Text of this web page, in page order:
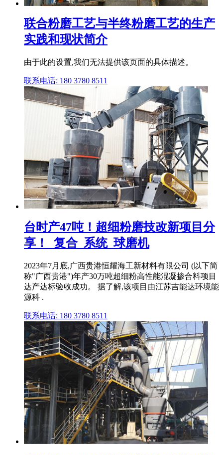
联合粉磨工艺与半终粉磨工艺的生产
实践和现状简介
由于此的设置,我们无法提供该页面的具体描述。
联系电话: 180 3780 8511
台时产47吨！超细粉磨技改新项目分
享！_复合_系统_球磨机
2023年7月底,广西贵港恒耀海工新材料有限公司 (以下简
称"广西贵港")年产30万吨超细粉高性能混凝掺合料项目
达产达标验收成功。 据了解,该项目由江苏吉能达环境能
源科 .
联系电话: 180 3780 8511